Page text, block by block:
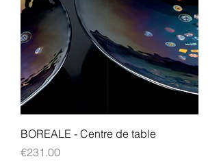
BOREALE - Centre de table
價格
€231.00